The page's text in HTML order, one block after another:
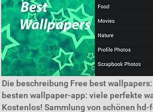
Die beschreibung Free best
besten wallpaper-app: viele perfekte
Kostenlos! Sammlung von schönen